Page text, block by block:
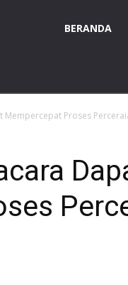
BERANDA
Mempercepat Proses